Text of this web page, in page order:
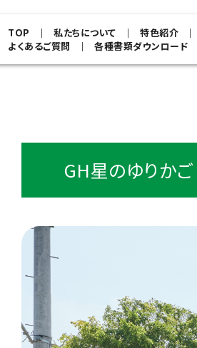
TOP 私たちについて
特色紹介
よくあるご質問
各種書類ダウンロード
GH星のゆりかご